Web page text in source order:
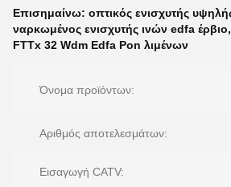
Επισημαίνω: οπτικός ενισχυτής
ναρκωμένος ενισχυτής ινών edfa έρβιο,
FTTx 32 Wdm Edfa Pon λιμένων
Όνομα προϊόντων:
Αριθμός αποτελεσμάτων:
Εισαγωγή CATV: